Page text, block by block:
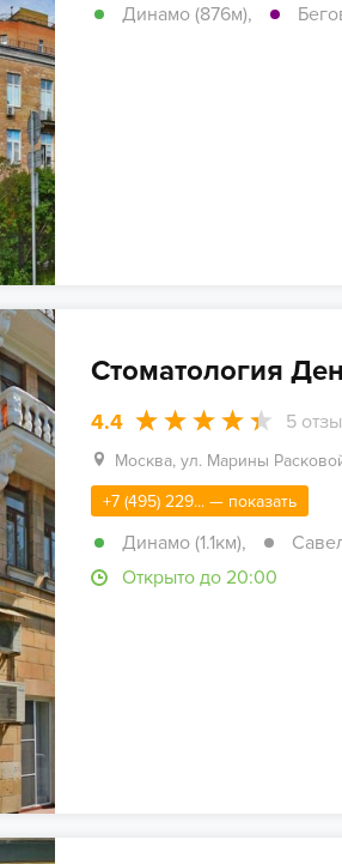
Динамо (876м),
Стоматология
4.4 5
Москва, ул. Марины
+7 (495) 229... — показать
Динамо (1.1км),
Открыто до 20:00